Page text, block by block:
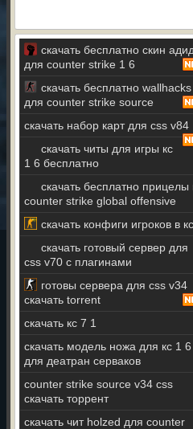
скачать бесплатно скин
для counter strike 1 6
скачать бесплатно wallhacks
для counter strike source
скачать набор карт для css v84
скачать читы для игры кс
1 6 бесплатно
скачать бесплатно прицелы
counter strike global offensive
скачать конфиги игроков в
скачать готовый сервер для
css v70 с плагинами
готовы сервера для css v34
скачать torrent
скачать кс 7 1
скачать модель ножа для кс 1 6
для деатран серваков
counter strike source v34 css
скачать торрент
скачать чит holzed для counter